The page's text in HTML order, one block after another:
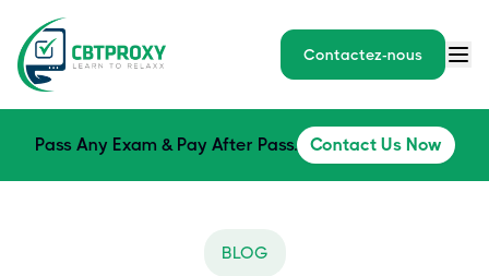
Contactez-nous
Pass Any Exam & Pay After Pass. Contact Us Now
BLOG